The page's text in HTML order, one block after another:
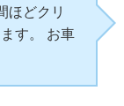
ほどクリ
す。 お車